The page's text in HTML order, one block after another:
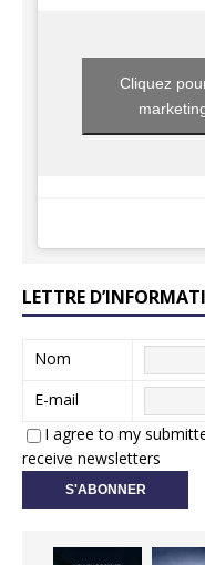
Cliquez
LETTRE
Nom
E-mail
I agree to my
receive newsletters